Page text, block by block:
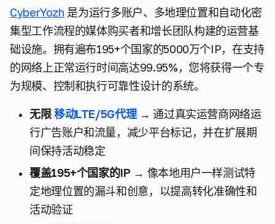
CyberYozh 是为运行多账户、多地理位置和自动化密
集型工作流程的媒体购买者和增长团队构建的运营基
础设施。拥有遍布195+个国家的5000万个IP，在支持
的网络上正常运行时间高达99.95%，您将获得一个专
为规模、控制和执行可靠性设计的系统。
无限移动LTE/5G代理→ 通过真实运营商网络运
行广告账户和流量，减少平台标记，并在扩展期
间保持活动稳定
覆盖195+个国家的IP → 像本地用户一样测试特
定地理位置的漏斗和创意，以提高转化准确性和
活动验证